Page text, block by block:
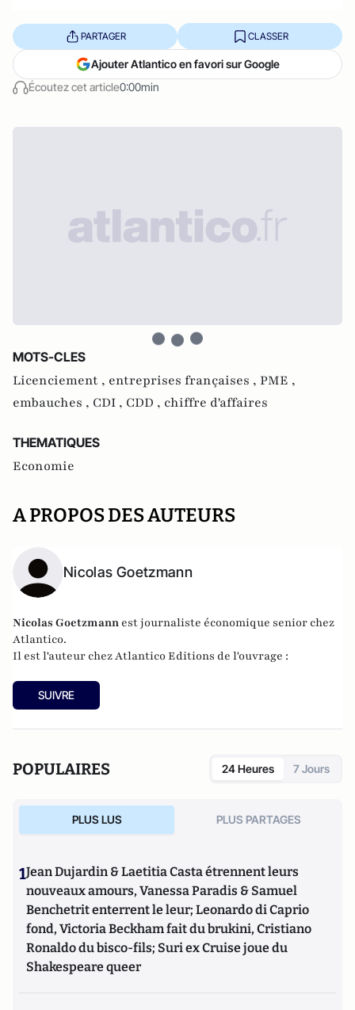
Écoutez cet article0:00min
PARTAGER CLASSER
Ajouter Atlantico en favori sur Google
MOTS-CLES
Licenciement , entreprises françaises , PME ,
embauches , CDI , CDD , chiffre d'affaires
THEMATIQUES
Economie
A PROPOS DES AUTEURS
Nicolas Goetzmann
Nicolas Goetzmann est journaliste économique senior chez
Atlantico.
Il est l'auteur chezAtlantico Editions de l'ouvrage :
SUIVRE
POPULAIRES 24 Heures 7 Jours
PLUS LUS PLUS PARTAGES
1Jean Dujardin & Laetitia Casta étrennent leurs
nouveaux amours, Vanessa Paradis & Samuel
Benchetrit enterrent le leur; Leonardo di Caprio
fond, Victoria Beckham fait du brukini, Cristiano
Ronaldo du bisco-fils; Suri ex Cruise joue du
Shakespeare queer